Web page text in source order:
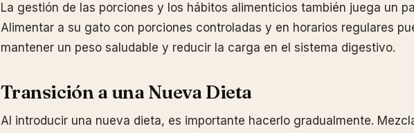
La gestión de las porciones y los hábitos alimenticios también juega un
Alimentar a su gato con porciones controladas y en horarios regulares
mantener un peso saludable y reducir la carga en el sistema digestivo.
Transición a una Nueva Dieta
Al introducir una nueva dieta, es importante hacerlo gradualmente.